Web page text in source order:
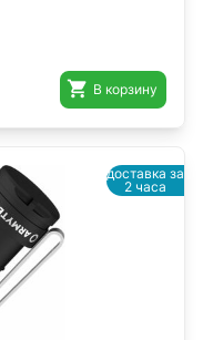
 В корзину
доставка за
2 часа